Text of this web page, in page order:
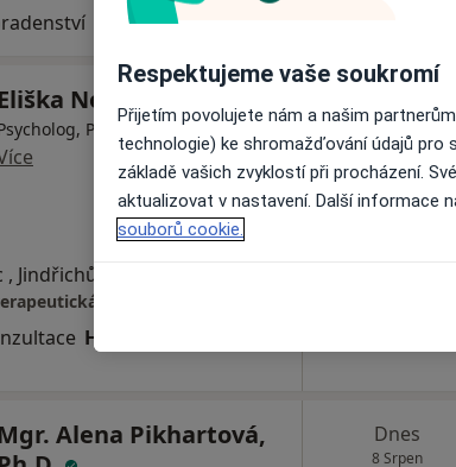
Eliška Nováková
Psychoterapeut, Kouč ·
Jindřichův Hradec
praxe
Hrazeno pojišťovnou
8 Srpen
Online
Mgr. Alena Pikhartová,
Dnes
8 Srpen
Respektujeme vaše soukromí
Přijetím povolujete nám a našim
technologie) ke shromažďování údajů
základě vašich zvyklostí při procházení.
aktualizovat v nastavení. Další informace
souborů cookie.